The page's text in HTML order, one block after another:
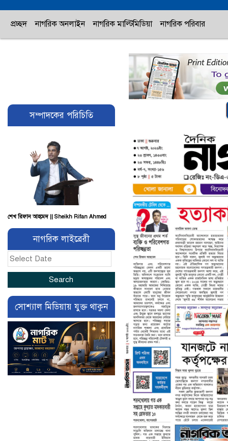
প্রচ্ছদ নাগরিক অনলাইন নাগরিক মাল্টিমিডিয়া নাগরিক পরিবার
সম্পাদকের পরিচিতি
শেখ রিফান আহমেদ || Sheikh Rifan Ahmed
নাগরিক লাইব্রেরী
সোশ্যাল মিডিয়ায় যুক্ত থাকুন